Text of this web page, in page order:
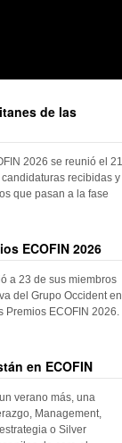
de las
2026 se reunió el 21
recibidas y
que pasan a la fase
ECOFIN 2026
a 23 de sus miembros
del Grupo Occident en
ECOFIN 2026.
en ECOFIN
verano más, una
Management,
o Silver